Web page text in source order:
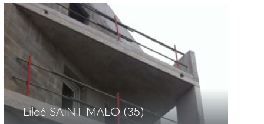
Bureaux Odyssée – Bâtiment C et D
SAINT-MALO (35)
+
Liloé SAINT-MALO (35)